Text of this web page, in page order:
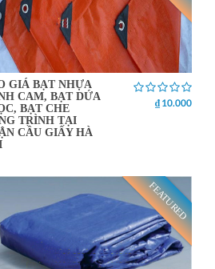
GIÁ BẠT NHỰA
CAM, BẠT DỨA
BẠT CHE
TRÌNH TẠI
CẦU GIẤY HÀ
₫ 10.000
FEATURED